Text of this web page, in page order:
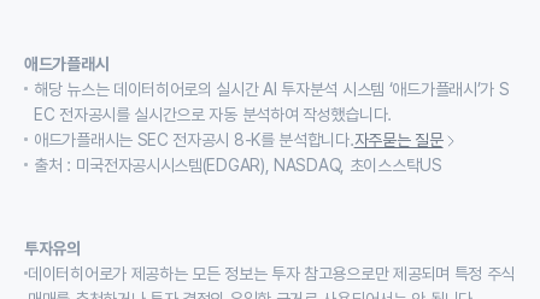
애드가플래시
해당 뉴스는 데이터히어로의 실시간 AI 투자분석 시스템 ‘애드가플래시’가 S
EC 전자공시를 실시간으로 자동 분석하여 작성했습니다.
애드가플래시는 SEC 전자공시 8-K를 분석합니다.자주묻는 질문
출처 : 미국전자공시시스템(EDGAR), NASDAQ, 초이스스탁US
투자유의
데이터히어로가 제공하는 모든 정보는 투자 참고용으로만 제공되며 특정 주식